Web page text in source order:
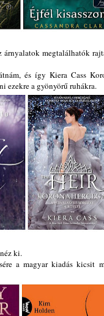
megtalálhatók
és így Kiera Cass
ezekre a gyönyörű ruhákra.
ki.
a magyar kiadás kicsit